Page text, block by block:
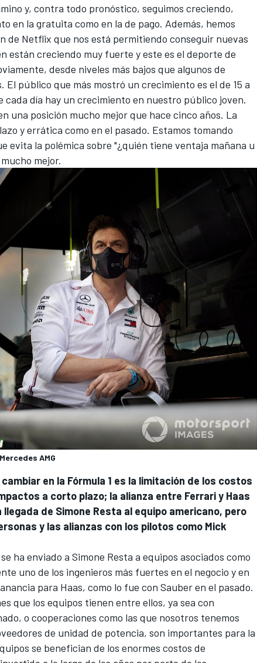
y, contra todo pronóstico, seguimos creciendo,
en la gratuita como en la de pago. Además, hemos
de Netflix que nos está permitiendo conseguir nuevas
están creciendo muy fuerte y este es el deporte de
desde niveles más bajos que algunos de
El público que más mostró un crecimiento es el de 15 a
cada día hay un crecimiento en nuestro público joven.
una posición mucho mejor que hace cinco años. La
y errática como en el pasado. Estamos tomando
evita la polémica sobre "¿quién tiene ventaja mañana u
mejor.
AMG
en la Fórmula 1 es la limitación de los costos
a corto plazo; la alianza entre Ferrari y Haas
de Simone Resta al equipo americano, pero
y las alianzas con los pilotos como Mick
ha enviado a Simone Resta a equipos asociados como
uno de los ingenieros más fuertes en el negocio y en
para Haas, como lo fue con Sauber en el pasado.
que los equipos tienen entre ellos, ya sea con
o cooperaciones como las que nosotros tenemos
de unidad de potencia, son importantes para la
se benefician de los enormes costos de